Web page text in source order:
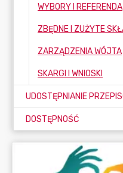
WYBORY I REFERENDA
ZARZĄDZENIA WÓJTA
SKARGI I WNIOSKI
DOSTĘPNOŚĆ